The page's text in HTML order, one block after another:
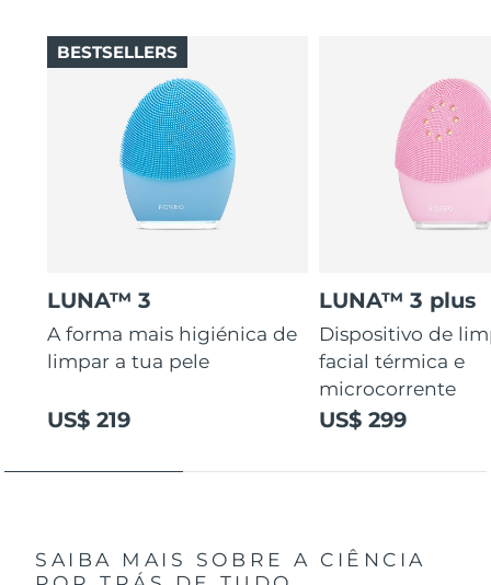
LUNA™ 3
A forma mais higiénica de
limpar a tua pele
US$ 219
BESTSELLERS
LUNA™ 3 plus
Dispositivo de
facial térmica e
microcorrente
US$ 299
SAIBA MAIS SOBRE A CIÊNCIA